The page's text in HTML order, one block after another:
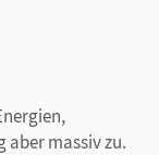
massiv zu.